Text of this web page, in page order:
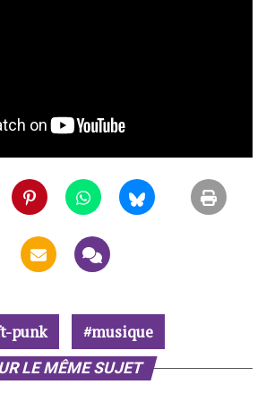
punk musique
LE MÊME SUJET